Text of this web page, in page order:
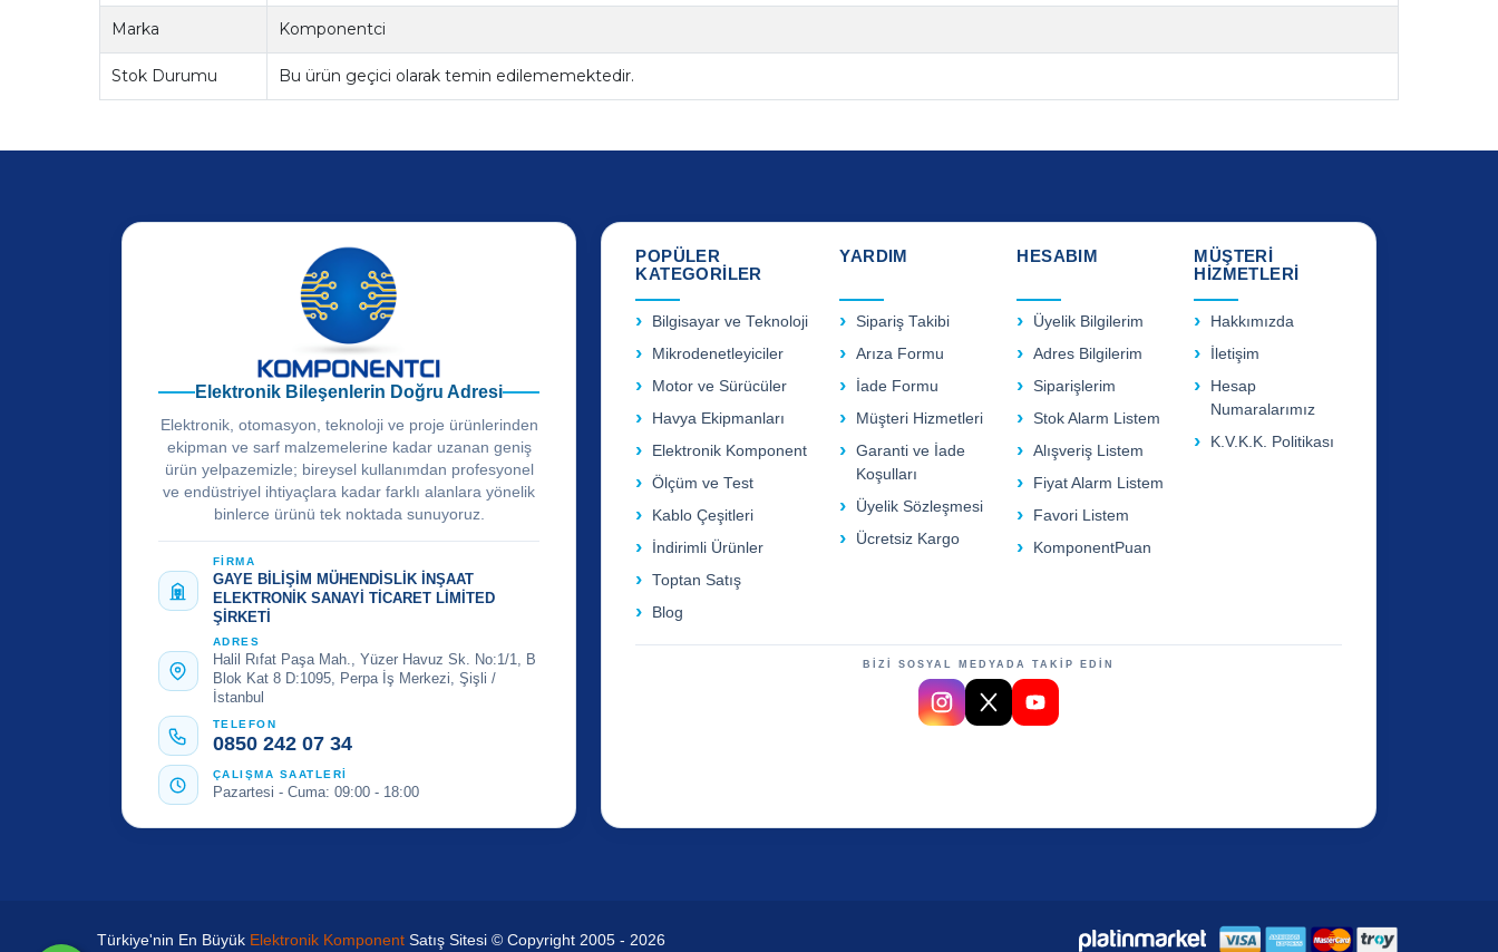
Marka Komponentci
Stok Durumu Bu ürün geçici olarak temin edilememektedir.
Elektronik Bileşenlerin Doğru Adresi
Elektronik, otomasyon, teknoloji ve proje ürünlerinden
ekipman ve sarf malzemelerine kadar uzanan geniş
ürün yelpazemizle; bireysel kullanımdan profesyonel
ve endüstriyel ihtiyaçlara kadar farklı alanlara yönelik
binlerce ürünü tek noktada sunuyoruz.
FİRMA
GAYE BİLİŞİM MÜHENDİSLİK İNŞAAT
ELEKTRONİK SANAYİ TİCARET LİMİTED
ŞİRKETİ
ADRES
Halil Rıfat Paşa Mah., Yüzer Havuz Sk. No:1/1, B
Blok Kat 8 D:1095, Perpa İş Merkezi, Şişli /
İstanbul
TELEFON
0850 242 07 34
ÇALIŞMA SAATLERİ
Pazartesi - Cuma: 09:00 - 18:00
POPÜLER
KATEGORİLER
Bilgisayar ve Teknoloji
Mikrodenetleyiciler
Motor ve Sürücüler
Havya Ekipmanları
Elektronik Komponent
Ölçüm ve Test
Kablo Çeşitleri
İndirimli Ürünler
Toptan Satış
Blog
YARDIM
Sipariş Takibi
Arıza Formu
İade Formu
Müşteri Hizmetleri
Garanti ve İade
Koşulları
Üyelik Sözleşmesi
Ücretsiz Kargo
HESABIM
Üyelik Bilgilerim
Adres Bilgilerim
Siparişlerim
Stok Alarm Listem
Alışveriş Listem
Fiyat Alarm Listem
Favori Listem
KomponentPuan
MÜŞTERİ
HİZMETLERİ
Hakkımızda
İletişim
Hesap
Numaralarımız
K.V.K.K. Politikası
BİZİ SOSYAL MEDYADA TAKİP EDİN
Türkiye'nin En Büyük Elektronik Komponent Satış Sitesi © Copyright 2005 - 2026